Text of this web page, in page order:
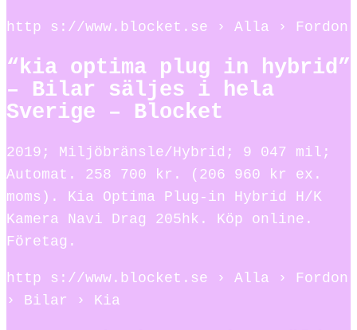
http s://www.blocket.se › Alla › Fordon
“kia optima plug in hybrid”
– Bilar säljes i hela
Sverige – Blocket
2019; Miljöbränsle/Hybrid; 9 047 mil;
Automat. 258 700 kr. (206 960 kr ex.
moms). Kia Optima Plug-in Hybrid H/K
Kamera Navi Drag 205hk. Köp online.
Företag.
http s://www.blocket.se › Alla › Fordon
› Bilar › Kia